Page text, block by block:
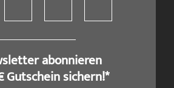
abonnieren
Gutschein sichern!*